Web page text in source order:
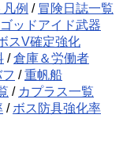
例 / 冒険日誌一覧
ゴッドアイド武器
スV確定強化
/倉庫＆労働者
/重帆船
/ カプラス一覧
/ ボス防具強化率